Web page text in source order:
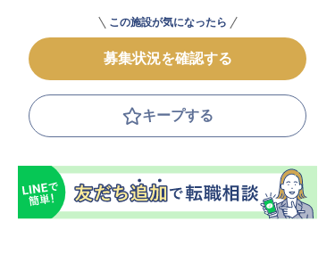
この施設が気になったら
募集状況を確認する
キープする